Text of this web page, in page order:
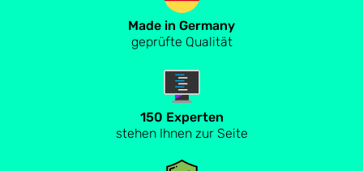
Made in Germany
geprüfte Qualität
150 Experten
stehen Ihnen zur Seite